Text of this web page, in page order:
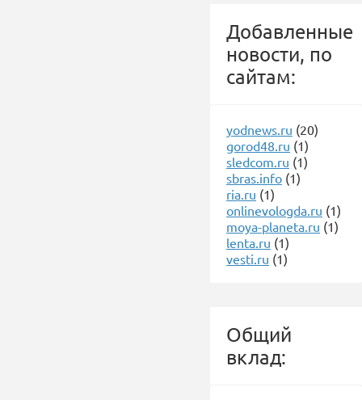
Добавленные
новости, по
сайтам:
yodnews.ru (20)
gorod48.ru (1)
sledcom.ru (1)
sbras.info (1)
ria.ru (1)
onlinevologda.ru (1)
moya-planeta.ru (1)
lenta.ru (1)
vesti.ru (1)
Общий
вклад: